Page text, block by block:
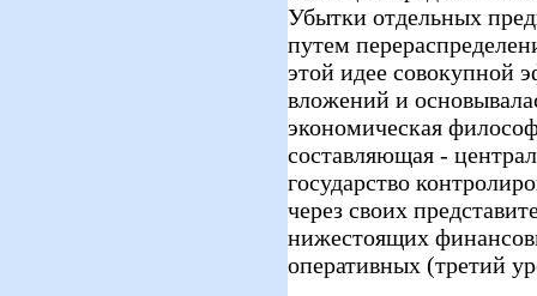
Убытки отдельных
путем
этой идее совокупной
вложений и
экономическая
составляющая -
государство
через своих
нижестоящих
оперативных (третий